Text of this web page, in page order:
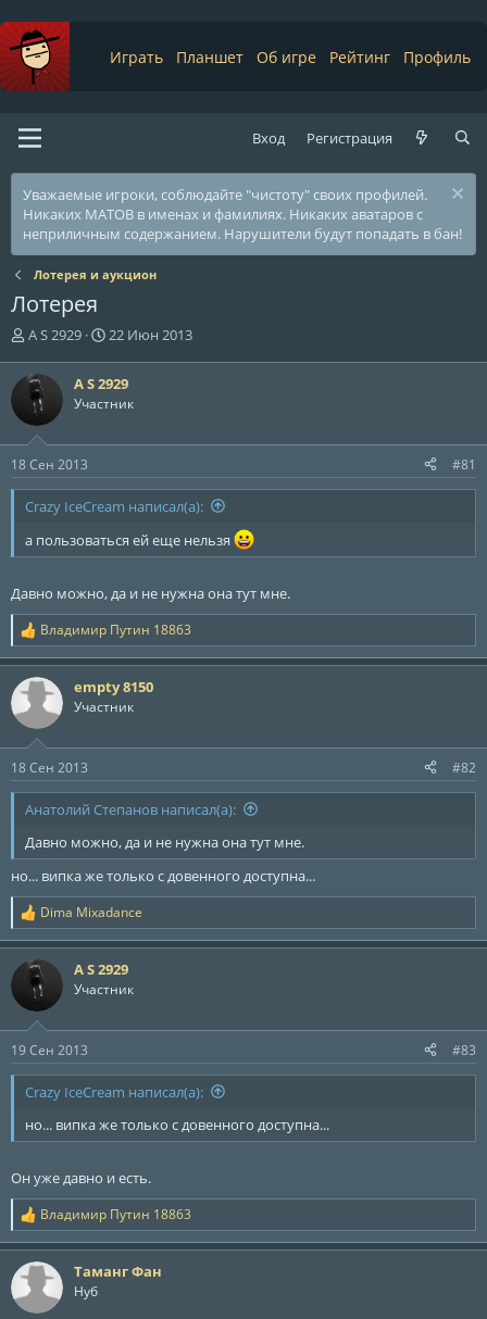
Играть Планшет Об игре Рейтинг Профиль
Вход Регистрация
Уважаемые игроки, соблюдайте "чистоту" своих профилей.
Никаких МАТОВ в именах и фамилиях. Никаких аватаров с
неприличным содержанием. Нарушители будут попадать в бан!
Лотерея и аукцион
Лотерея
А
т
о
р
т
е
м
ы
A S 2929
Д
а
н
ч
л
а
22 Июн 2013
A S 2929
Участник
18 Сен 2013 #81
Crazy IceCream написал(а):
а пользоваться ей еще нельзя
Давно можно, да и не нужна она тут мне.
Р
е
а
к
ц
и
:
Владимир Путин 18863
empty 8150
Участник
18 Сен 2013 #82
Анатолий Степанов написал(а):
Давно можно, да и не нужна она тут мне.
но... випка же только с довенного доступна...
Р
е
а
к
и
:
Dima Mixadance
A S 2929
Участник
19 Сен 2013 #83
Crazy IceCream написал(а):
но... випка же только с довенного доступна...
Он уже давно и есть.
Р
е
а
к
ц
и
Владимир Путин 18863
Таманг Фан
Нуб